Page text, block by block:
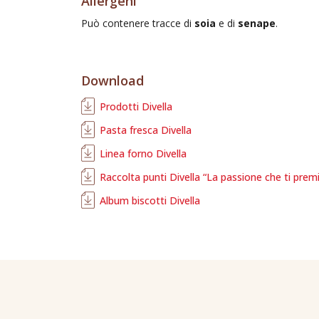
Può contenere tracce di soia e di senape.
Download
Prodotti Divella
Pasta fresca Divella
Linea forno Divella
Raccolta punti Divella “La passione che ti
Album biscotti Divella